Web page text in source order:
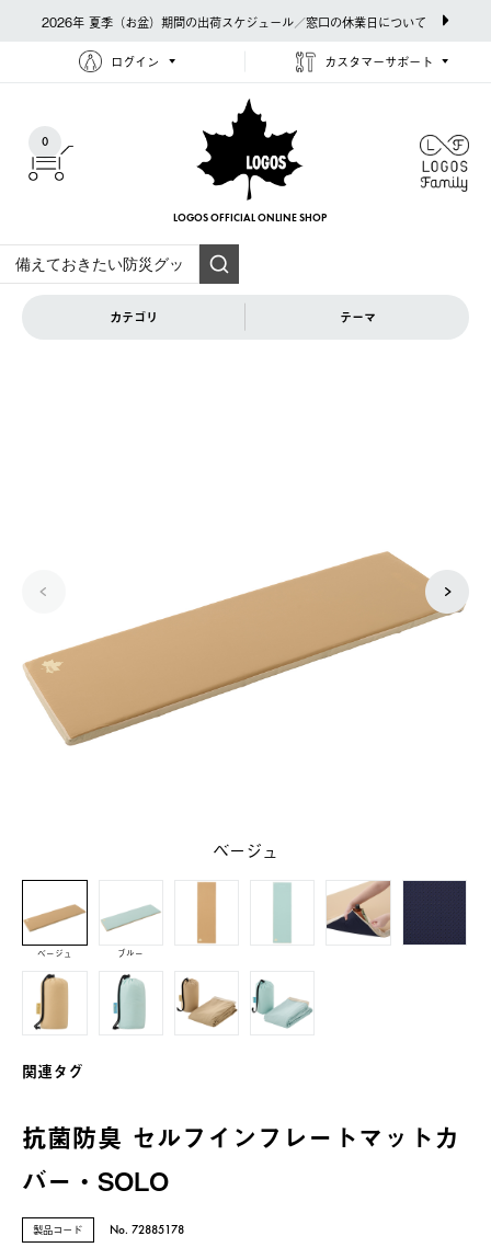
2026年 夏季（お盆）期間の出荷スケジュール／窓口の休業日について
ログイン カスタマーサポート
0
LOGOS OFFICIAL ONLINE SHOP
カテゴリ テーマ
ベージュ
ベージュ ブルー
関連タグ
抗菌防臭 セルフインフレートマットカ
バー・SOLO
製品コード No. 72885178